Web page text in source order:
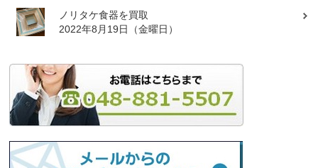
ノリタケ食器を買取
2022年8月19日（金曜日）